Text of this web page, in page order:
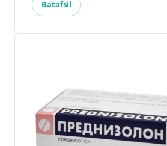
Batafsil